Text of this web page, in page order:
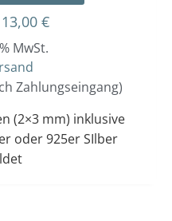
13,00 €
MwSt.
Zahlungseingang)
(2×3 mm) inklusive
oder 925er SIlber